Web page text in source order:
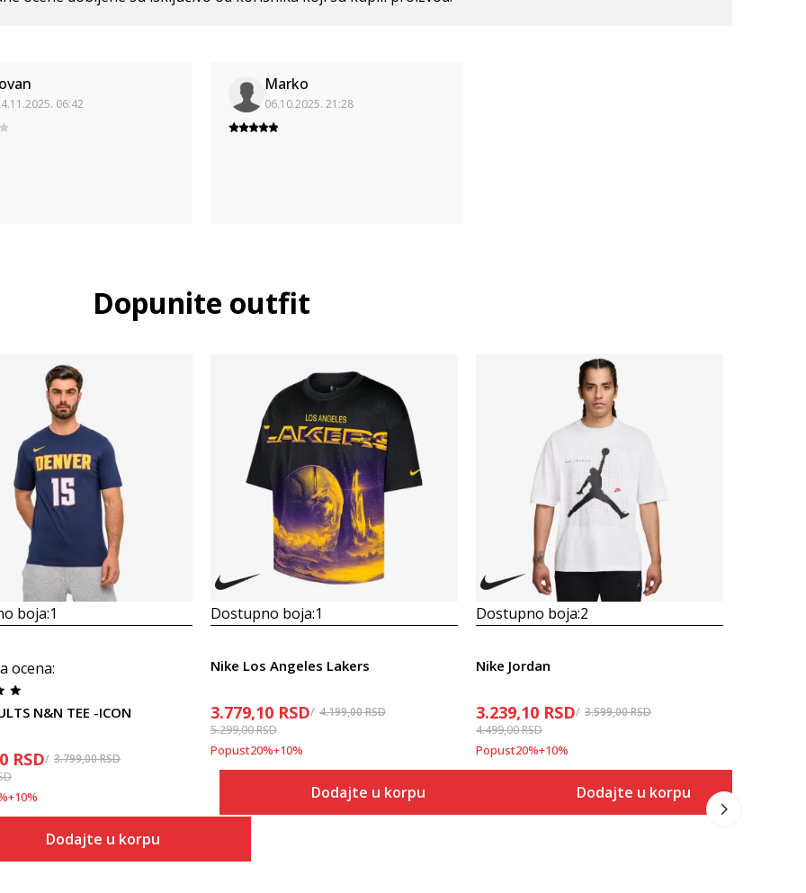
06:42
Marko
06.10.2025. 21:28
Dopunite outfit
boja:1
ocena:
N&N TEE -ICON
RSD 3.799,00RSD
+10%
Dodajte u korpu
Dostupno boja:1
Nike Los Angeles Lakers
3.779,10 RSD 4.199,00RSD
5.299,00RSD
Popust20%+10%
Dodajte u korpu
Dostupno boja:2
Nike Jordan
3.239,10 RSD 3.599,00RSD
4.499,00RSD
Popust20%+10%
Dodajte u korpu